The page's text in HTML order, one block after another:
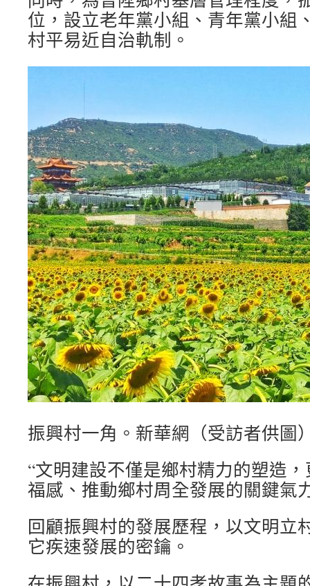
位，設立老年黨小組、青年黨小組
村平易近自治軌制。
振興村一角。新華網（受訪者供圖
“文明建設不僅是鄉村精力的塑造
福感、推動鄉村周全發展的關鍵氣
回顧振興村的發展歷程，以文明立
它疾速發展的密鑰。